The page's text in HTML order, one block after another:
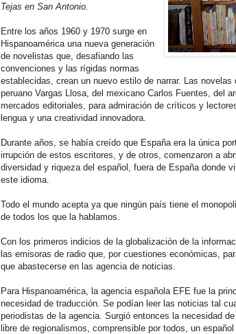
Tejas en San Antonio.
Entre los años 1960 y 1970 surge en
Hispanoamérica una nueva generación
de novelistas que, desafiando las
convenciones y las rígidas normas
establecidas, crean un nuevo estilo de narrar. Las
peruano Vargas Llosa, del mexicano Carlos Fuentes, del
mercados editoriales, para admiración de críticos y
lengua y una creatividad innovadora.
Durante años, se había creído que España era la única
irrupción de estos escritores, y de otros, comenzaron a
diversidad y riqueza del español, fuera de España donde
este idioma.
Todo el mundo acepta ya que ningún país tiene el
de todos los que la hablamos.
Con los primeros indicios de la globalización de la
las emisoras de radio que, por cuestiones económicas,
que abastecerse en las agencia de noticias.
Para Hispanoamérica, la agencia española EFE fue la
necesidad de traducción. Se podían leer las noticias tal
periodistas de la agencia. Surgió entonces la necesidad
libre de regionalismos, comprensible por todos, un español